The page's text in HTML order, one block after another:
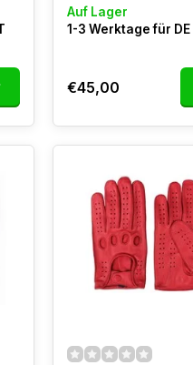
Auf Lager
1-3 Werktage für DE
€45,00